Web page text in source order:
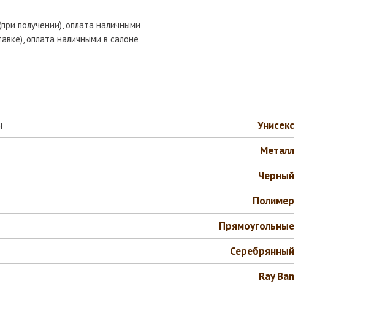
получении), оплата наличными
оплата наличными в салоне
Унисекс
Металл
Черный
Полимер
Прямоугольные
Серебрянный
Ray Ban